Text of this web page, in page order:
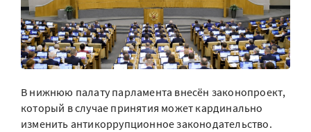
В нижнюю палату парламента внесён законопроект,
который в случае принятия может кардинально
изменить антикоррупционное законодательство.